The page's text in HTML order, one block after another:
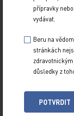
Fosfomycin
vyloučeno
aktivní formě.
úprava
kreatininu
přípravky
vydávat.
Beru na
stránkách
důsledky z
POTVRDIT